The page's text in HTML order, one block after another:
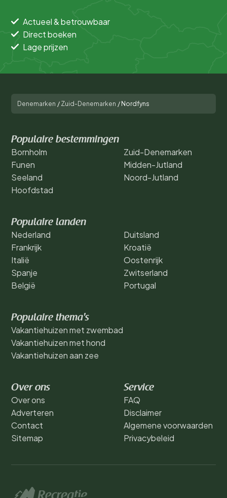
Actueel & betrouwbaar
Direct boeken
Lage prijzen
Denemarken / Zuid-Denemarken / Nordfyns
Populaire bestemmingen
Bornholm
Funen
Seeland
Hoofdstad
Zuid-Denemarken
Midden-Jutland
Noord-Jutland
Populaire landen
Nederland
Frankrijk
Italië
Spanje
België
Duitsland
Kroatië
Oostenrijk
Zwitserland
Portugal
Populaire thema's
Vakantiehuizen met zwembad
Vakantiehuizen met hond
Vakantiehuizen aan zee
Over ons
Over ons
Adverteren
Contact
Sitemap
Service
FAQ
Disclaimer
Algemene voorwaarden
Privacybeleid